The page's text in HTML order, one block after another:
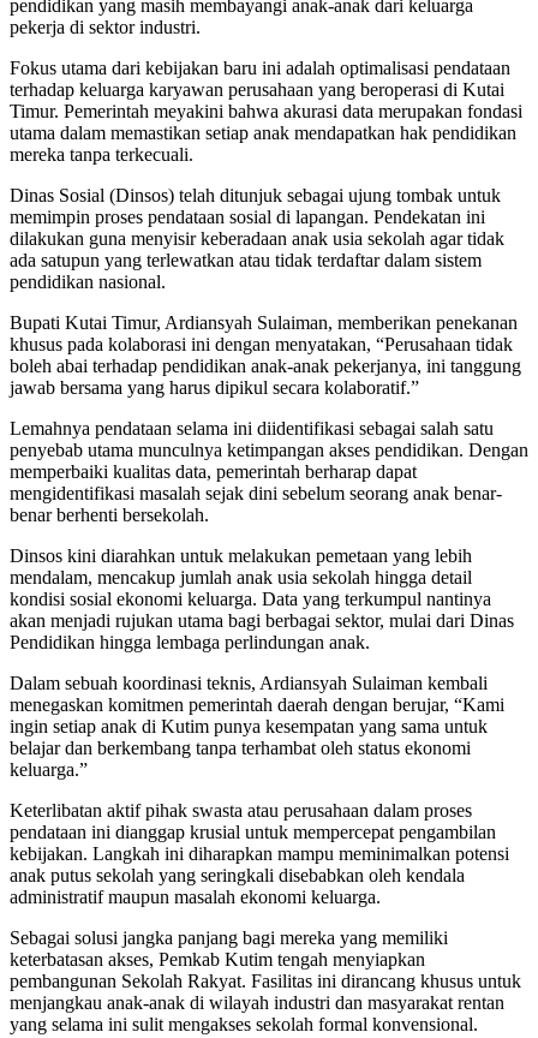
pendidikan yang masih membayangi anak-anak dari keluarga
pekerja di sektor industri.
​Fokus utama dari kebijakan baru ini adalah optimalisasi pendataan
terhadap keluarga karyawan perusahaan yang beroperasi di Kutai
Timur. Pemerintah meyakini bahwa akurasi data merupakan fondasi
utama dalam memastikan setiap anak mendapatkan hak pendidikan
mereka tanpa terkecuali.
​Dinas Sosial (Dinsos) telah ditunjuk sebagai ujung tombak untuk
memimpin proses pendataan sosial di lapangan. Pendekatan ini
dilakukan guna menyisir keberadaan anak usia sekolah agar tidak
ada satupun yang terlewatkan atau tidak terdaftar dalam sistem
pendidikan nasional.
​Bupati Kutai Timur, Ardiansyah Sulaiman, memberikan penekanan
khusus pada kolaborasi ini dengan menyatakan, “Perusahaan tidak
boleh abai terhadap pendidikan anak-anak pekerjanya, ini tanggung
jawab bersama yang harus dipikul secara kolaboratif.”
​Lemahnya pendataan selama ini diidentifikasi sebagai salah satu
penyebab utama munculnya ketimpangan akses pendidikan. Dengan
memperbaiki kualitas data, pemerintah berharap dapat
mengidentifikasi masalah sejak dini sebelum seorang anak benar-
benar berhenti bersekolah.
​Dinsos kini diarahkan untuk melakukan pemetaan yang lebih
mendalam, mencakup jumlah anak usia sekolah hingga detail
kondisi sosial ekonomi keluarga. Data yang terkumpul nantinya
akan menjadi rujukan utama bagi berbagai sektor, mulai dari Dinas
Pendidikan hingga lembaga perlindungan anak.
​Dalam sebuah koordinasi teknis, Ardiansyah Sulaiman kembali
menegaskan komitmen pemerintah daerah dengan berujar, “Kami
ingin setiap anak di Kutim punya kesempatan yang sama untuk
belajar dan berkembang tanpa terhambat oleh status ekonomi
keluarga.”
​Keterlibatan aktif pihak swasta atau perusahaan dalam proses
pendataan ini dianggap krusial untuk mempercepat pengambilan
kebijakan. Langkah ini diharapkan mampu meminimalkan potensi
anak putus sekolah yang seringkali disebabkan oleh kendala
administratif maupun masalah ekonomi keluarga.
​Sebagai solusi jangka panjang bagi mereka yang memiliki
keterbatasan akses, Pemkab Kutim tengah menyiapkan
pembangunan Sekolah Rakyat. Fasilitas ini dirancang khusus untuk
menjangkau anak-anak di wilayah industri dan masyarakat rentan
yang selama ini sulit mengakses sekolah formal konvensional.